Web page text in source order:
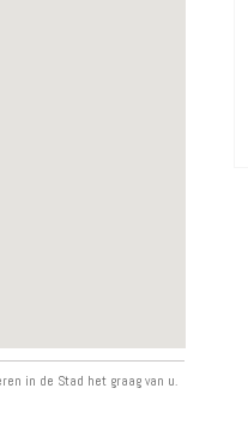
in de Stad het graag van u.